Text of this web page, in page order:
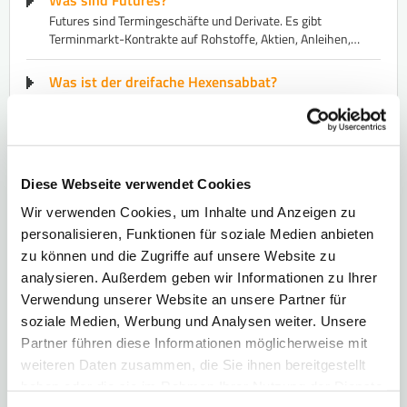
Diese Webseite verwendet Cookies
Wir verwenden Cookies, um Inhalte und Anzeigen zu
personalisieren, Funktionen für soziale Medien anbieten
zu können und die Zugriffe auf unsere Website zu
analysieren. Außerdem geben wir Informationen zu Ihrer
Verwendung unserer Website an unsere Partner für
soziale Medien, Werbung und Analysen weiter. Unsere
Partner führen diese Informationen möglicherweise mit
weiteren Daten zusammen, die Sie ihnen bereitgestellt
Futures sind Termingeschäfte und Derivate. Es gibt
Terminmarkt-Kontrakte auf Rohstoffe, Aktien, Anleihen,…
Was ist der dreifache Hexensabbat?
Hexensabbat: An einem so genannten Verfallstermin endet
Bei einem Stillhaltergeschäft wird ein Basiswert wie z.B.
eine Aktie gekauft und…
Was bedeutet Glattstellung?
Glattstellung ist ein Begriff aus dem Handel mit Derivaten,
z.B. mit Futures, der…
Was bedeutet Kassahandel?
Kassahandel sind alle Börsen-Geschäfte, die direkt nach
Abschluss eines Geschäfts…